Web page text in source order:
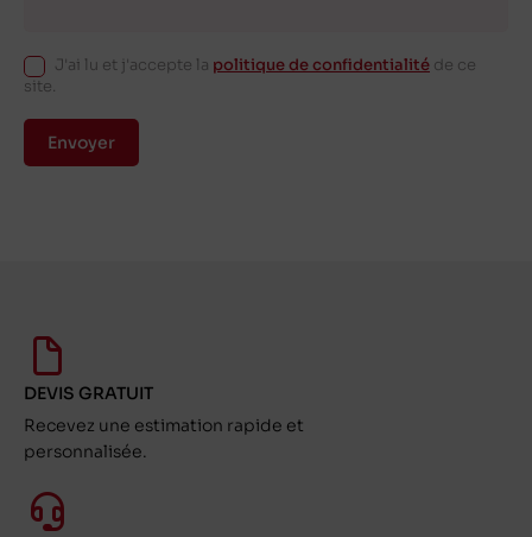
J'ai lu et j'accepte la politique de confidentialité de ce
site.
Envoyer
DEVIS GRATUIT
Recevez une estimation rapide et
personnalisée.